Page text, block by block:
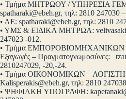
• Τμήμα ΜΗΤΡΩΟΥ / ΥΠΗΡΕΣΙΑ
spatharaki@ebeh.gr, τηλ: 2810 247030
• ΑΕ: spatharaki@ebeh.gr, τηλ: 2810
• ΥΜΣ & ΕΙΔΙΚΑ ΜΗΤΡΩΑ:
247023 -012.
• Τμήμα
Εξαγωγές – Πραγματογνωμοσύνες:
2810247029, -20,-24.
• Τμήμα ΟΙΚΟΝΟΜΙΚΩΝ –
Kalisperakis@ebeh.gr, τηλ: 2810
• ΨΗΦΙΑΚΗ ΥΠΟΓΡΑΦΗ: